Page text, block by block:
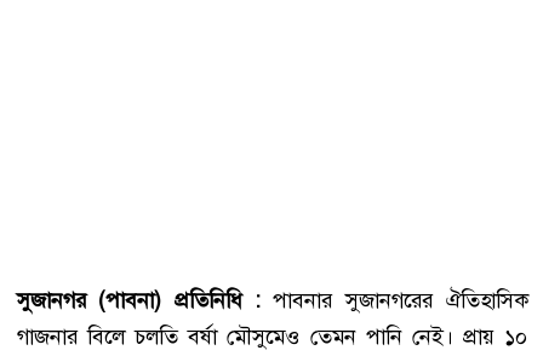
সুজানগর (পাবনা) প্রতিনিধি : পাবনার সুজানগরের ঐতিহাসিক
গাজনার বিলে চলতি বর্ষা মৌসুমেও তেমন পানি নেই। প্রায় ১০